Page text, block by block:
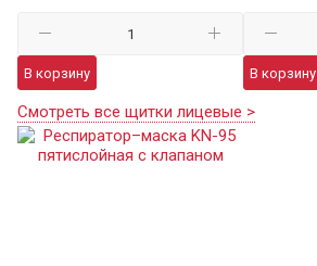
В корзину В корзину
Смотреть все щитки лицевые >